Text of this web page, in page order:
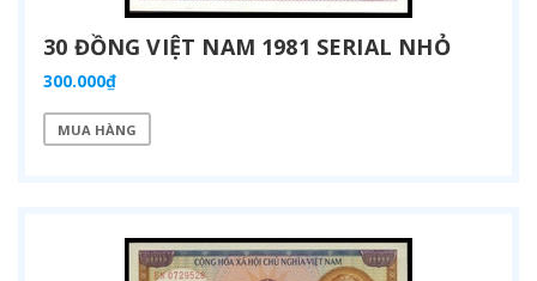
30 ĐỒNG VIỆT NAM 1981 SERIAL NHỎ
300.000₫
MUA HÀNG